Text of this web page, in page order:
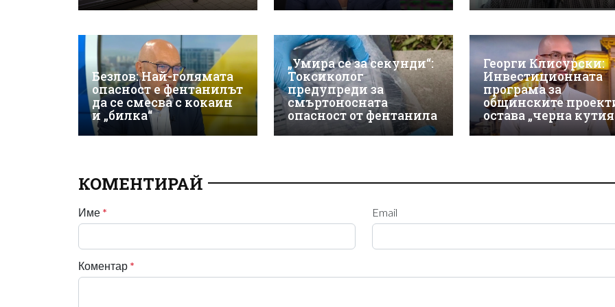
Безлов: Най-голямата
опасност е фентанилът
да се смесва с кокаин
и „билка“
„Умира се за секунди“:
Токсиколог
предупреди за
смъртоносната
опасност от фентанила
Георги Клисурски:
Инвестиционната
програма за
общинските
остава „черна кутия
КОМЕНТИРАЙ
Име * Email
Коментар *